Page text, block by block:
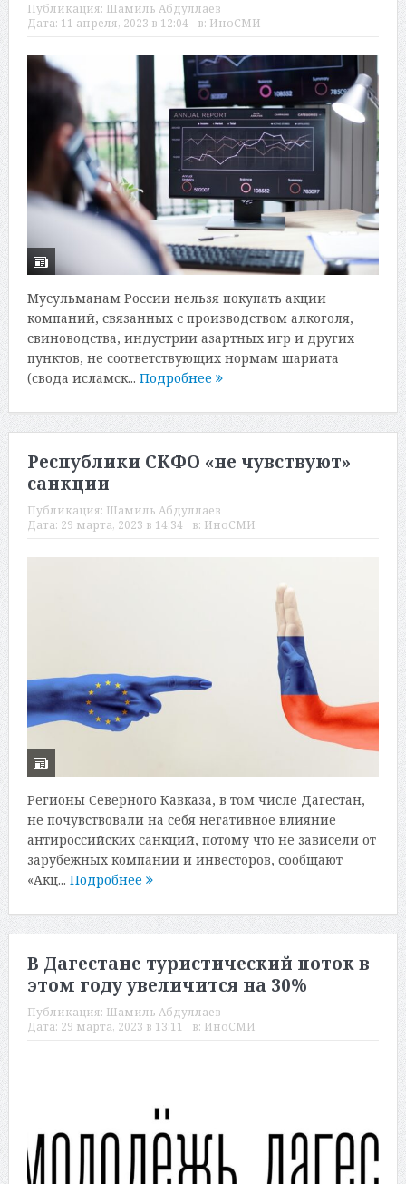
Публикация: Шамиль Абдуллаев
Дата: 11 апреля, 2023 в 12:04 в: ИноСМИ
Мусульманам России нельзя покупать акции
компаний, связанных с производством алкоголя,
свиноводства, индустрии азартных игр и других
пунктов, не соответствующих нормам шариата
(свода исламск... Подробнее
Республики СКФО «не чувствуют»
санкции
Публикация: Шамиль Абдуллаев
Дата: 29 марта, 2023 в 14:34 в: ИноСМИ
Регионы Северного Кавказа, в том числе Дагестан,
не почувствовали на себя негативное влияние
антироссийских санкций, потому что не зависели от
зарубежных компаний и инвесторов, сообщают
«Акц... Подробнее
В Дагестане туристический поток в
этом году увеличится на 30%
Публикация: Шамиль Абдуллаев
Дата: 29 марта, 2023 в 13:11 в: ИноСМИ